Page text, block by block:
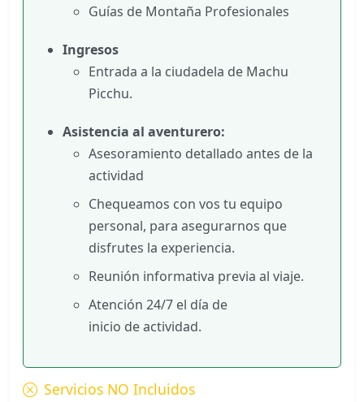
Guías de Montaña Profesionales
Ingresos
Entrada a la ciudadela de Machu
Picchu.
Asistencia al aventurero:
Asesoramiento detallado antes de la
actividad
Chequeamos con vos tu equipo
personal, para asegurarnos que
disfrutes la experiencia.
Reunión informativa previa al viaje.
Atención 24/7 el día de
inicio de actividad.
Servicios NO Incluidos